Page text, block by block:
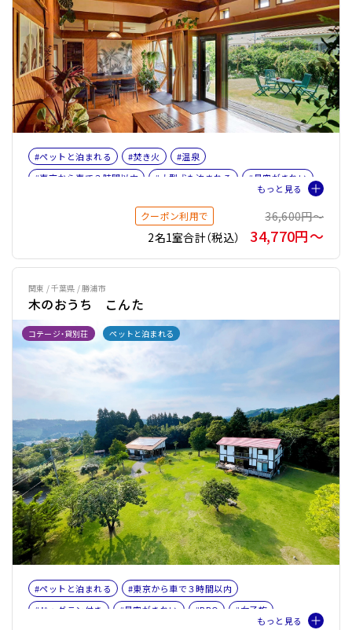
#ペットと泊まれる #焚き火
#温泉
#東京から車で３時間以内
#大型犬も泊まれる
#星空がきれい
#ペット旅おすすめ☆３
クーポン利用で
36,600円〜
2名1室合計（税込）
34,770円〜
コテージ・貸別荘 ペットと泊まれる
関東 / 千葉県 / 勝浦市
木のおうち こんた
#ペットと泊まれる
#東京から車で３時間以内
#ドッグラン付き
#星空がきれい #BBQ
#女子旅